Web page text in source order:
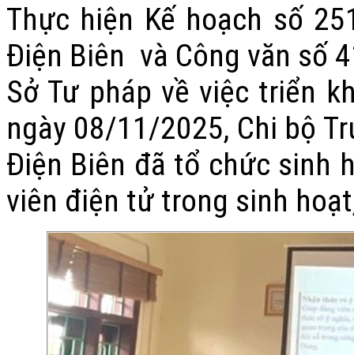
Thực hiện Kế hoạch số
Điện Biên và Công văn số
Sở Tư pháp về việc triển
ngày 08/11/2025, Chi bộ
Điện Biên đã tổ chức sinh
viên điện tử trong sinh